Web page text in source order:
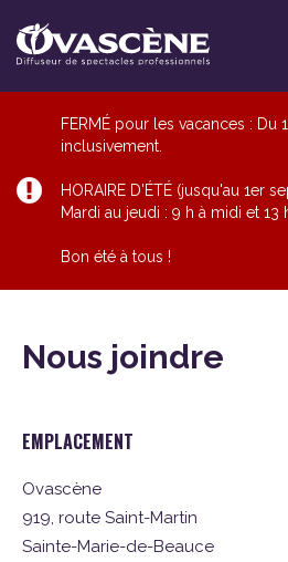
FERMÉ pour les vacances : Du
inclusivement.
HORAIRE D'ÉTÉ (jusqu'au 1er
Mardi au jeudi : 9 h à midi et 13
Bon été à tous !
Nous joindre
EMPLACEMENT
Ovascène
919, route Saint-Martin
Sainte-Marie-de-Beauce